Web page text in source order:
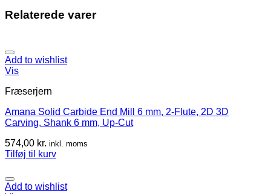
Relaterede varer
Add to wishlist
Vis
Fræserjern
Amana Solid Carbide End Mill 6 mm, 2-Flute, 2D 3D
Carving, Shank 6 mm, Up-Cut
574,00 kr. inkl. moms
Tilføj til kurv
Add to wishlist